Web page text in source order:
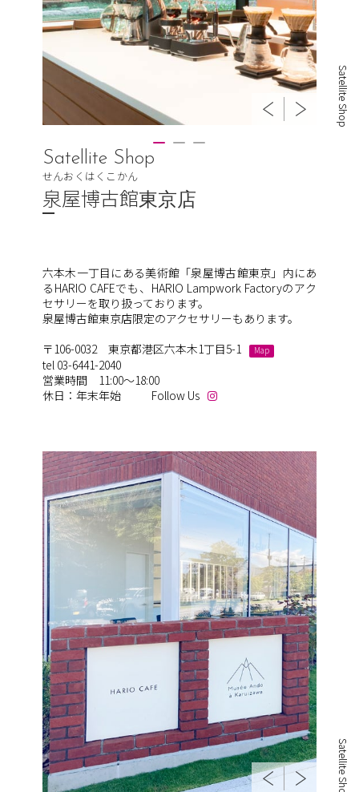
Satellite Shop
Satellite Shop
泉屋博古館
せんおくはくこかん
東京店
六本木一丁目にある美術館「泉屋博古館東京」内にあ
るHARIO CAFEでも、HARIO Lampwork Factoryのアク
セサリーを取り扱っております。
泉屋博古館東京店限定のアクセサリーもあります。
〒106-0032 東京都港区六本木1丁目5-1
Map
tel 03-6441-2040
営業時間 11:00～18:00
休日：年末年始
Follow Us
Satellite Shop